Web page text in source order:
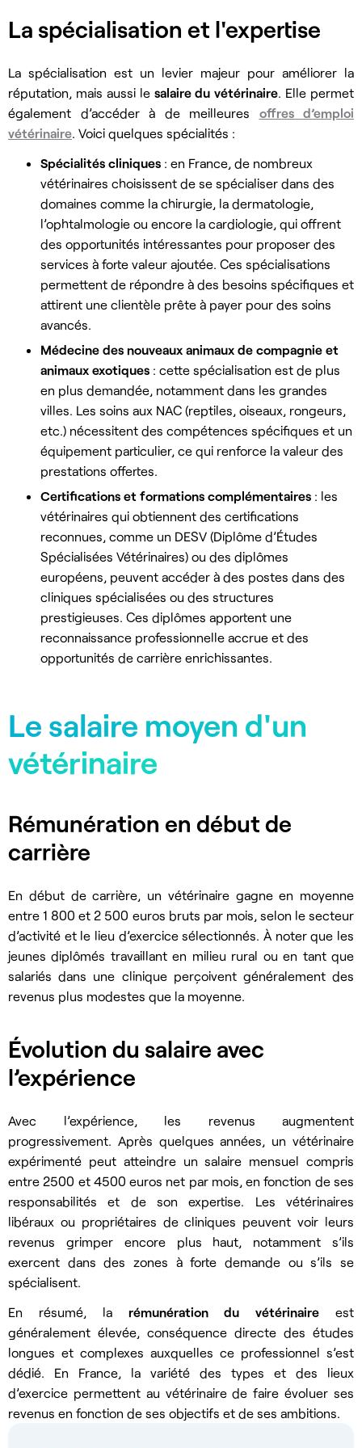
La spécialisation et l'expertise
La spécialisation est un levier majeur pour améliorer la
réputation, mais aussi le salaire du vétérinaire. Elle permet
également d’accéder à de meilleures offres d’emploi
vétérinaire. Voici quelques spécialités :
Spécialités cliniques : en France, de nombreux
vétérinaires choisissent de se spécialiser dans des
domaines comme la chirurgie, la dermatologie,
l’ophtalmologie ou encore la cardiologie, qui offrent
des opportunités intéressantes pour proposer des
services à forte valeur ajoutée. Ces spécialisations
permettent de répondre à des besoins spécifiques et
attirent une clientèle prête à payer pour des soins
avancés.
Médecine des nouveaux animaux de compagnie et
animaux exotiques : cette spécialisation est de plus
en plus demandée, notamment dans les grandes
villes. Les soins aux NAC (reptiles, oiseaux, rongeurs,
etc.) nécessitent des compétences spécifiques et un
équipement particulier, ce qui renforce la valeur des
prestations offertes.
Certifications et formations complémentaires : les
vétérinaires qui obtiennent des certifications
reconnues, comme un DESV (Diplôme d’Études
Spécialisées Vétérinaires) ou des diplômes
européens, peuvent accéder à des postes dans des
cliniques spécialisées ou des structures
prestigieuses. Ces diplômes apportent une
reconnaissance professionnelle accrue et des
opportunités de carrière enrichissantes.
Le salaire moyen d'un
vétérinaire
Rémunération en début de
carrière
En début de carrière, un vétérinaire gagne en moyenne
entre 1 800 et 2 500 euros bruts par mois, selon le secteur
d’activité et le lieu d’exercice sélectionnés. À noter que les
jeunes diplômés travaillant en milieu rural ou en tant que
salariés dans une clinique perçoivent généralement des
revenus plus modestes que la moyenne.
Évolution du salaire avec
l’expérience
Avec l’expérience, les revenus augmentent
progressivement. Après quelques années, un vétérinaire
expérimenté peut atteindre un salaire mensuel compris
entre 2500 et 4500 euros net par mois, en fonction de ses
responsabilités et de son expertise. Les vétérinaires
libéraux ou propriétaires de cliniques peuvent voir leurs
revenus grimper encore plus haut, notamment s’ils
exercent dans des zones à forte demande ou s’ils se
spécialisent.
En résumé, la rémunération du vétérinaire est
généralement élevée, conséquence directe des études
longues et complexes auxquelles ce professionnel s’est
dédié. En France, la variété des types et des lieux
d’exercice permettent au vétérinaire de faire évoluer ses
revenus en fonction de ses objectifs et de ses ambitions.